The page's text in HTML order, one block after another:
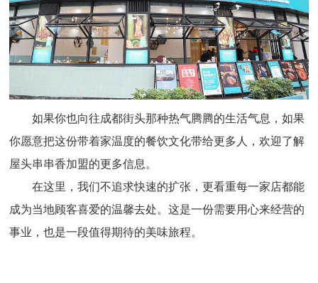
如果你也向往成都街头那种热气腾腾的生活气息，如果
你愿意把这份带着家温度的餐饮文化带给更多人，欢迎了解
屋头串串香加盟的更多信息。
在这里，我们不追求快速的扩张，更看重每一家店都能
成为当地顾客喜爱的温馨去处。这是一份需要用心来经营的
事业，也是一段值得期待的美味旅程。